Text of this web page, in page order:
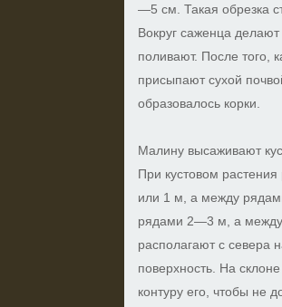
—5 см. Такая обрезка
Вокруг саженца
поливают. После того,
присыпают сухой
образовалось корки.
Малину высаживают
При кустовом
или 1 м, а между
рядами 2—3 м, а
располагают с севера
поверхность. На
контуру его, чтобы не